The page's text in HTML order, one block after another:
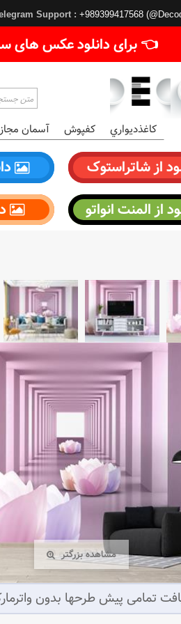
Support : +989399417568
👈 برای دانلود عکس های
کاغذديواري کفپوش آسمان
از شاتراستوک
از المنت انواتو
مشاهده بزرگتر